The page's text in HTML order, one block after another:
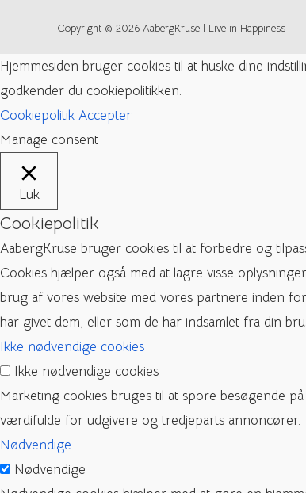
Copyright © 2026 AabergKruse | Live in Happiness
Hjemmesiden bruger cookies til at huske dine
godkender du cookiepolitikken.
Cookiepolitik Accepter
Manage consent
Luk
Cookiepolitik
AabergKruse bruger cookies til at forbedre og
Cookies hjælper også med at lagre visse
brug af vores website med vores partnere inden
har givet dem, eller som de har indsamlet fra din
Ikke nødvendige cookies
Ikke nødvendige cookies
Marketing cookies bruges til at spore besøgende
værdifulde for udgivere og tredjeparts annoncører.
Nødvendige
Nødvendige